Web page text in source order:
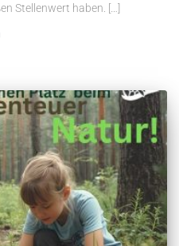
Stellenwert haben. […]